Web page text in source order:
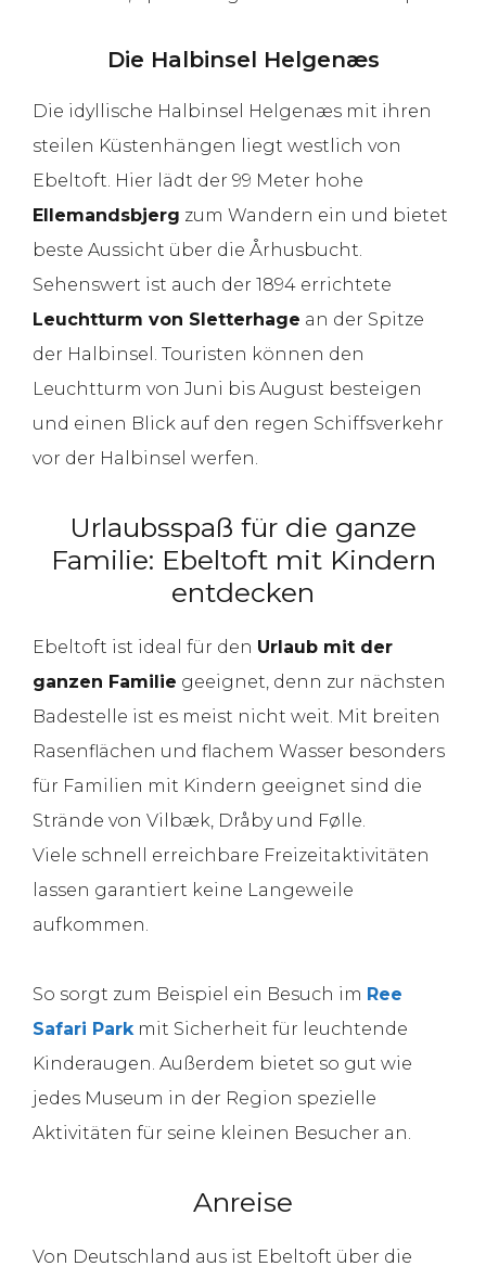
Die Halbinsel Helgenæs
Die idyllische Halbinsel Helgenæs mit ihren
steilen Küstenhängen liegt westlich von
Ebeltoft. Hier lädt der 99 Meter hohe
Ellemandsbjerg zum Wandern ein und bietet
beste Aussicht über die Århusbucht.
Sehenswert ist auch der 1894 errichtete
Leuchtturm von Sletterhage an der Spitze
der Halbinsel. Touristen können den
Leuchtturm von Juni bis August besteigen
und einen Blick auf den regen Schiffsverkehr
vor der Halbinsel werfen.
Urlaubsspaß für die ganze
Familie: Ebeltoft mit Kindern
entdecken
Ebeltoft ist ideal für den Urlaub mit der
ganzen Familie geeignet, denn zur nächsten
Badestelle ist es meist nicht weit. Mit breiten
Rasenflächen und flachem Wasser besonders
für Familien mit Kindern geeignet sind die
Strände von Vilbæk, Dråby und Følle.
Viele schnell erreichbare Freizeitaktivitäten
lassen garantiert keine Langeweile
aufkommen.
So sorgt zum Beispiel ein Besuch im Ree
Safari Park mit Sicherheit für leuchtende
Kinderaugen. Außerdem bietet so gut wie
jedes Museum in der Region spezielle
Aktivitäten für seine kleinen Besucher an.
Anreise
Von Deutschland aus ist Ebeltoft über die